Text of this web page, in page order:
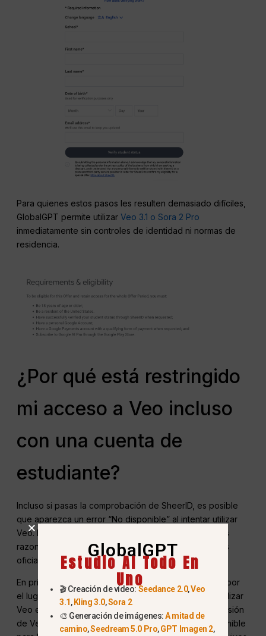
Para quienes estos pasos les resulten demasiado difíciles,
GlobalGPT permite utilizarVeo 3.1 o Sora 2 Pro
inmediatamente sin controles de identidad ni normas de
residencia.
¿Por qué está restringido
mi acceso a Veo incluso
con una cuenta de
estudiante?
Incluso si pasas la comprobación de SheerID, es posible
que aparezca un error “No disponible” al intentar utilizar
Veo. Esto es frustrante, pero suele ocurrir por algunas
razones específicas que se encuentran en las normas
oficiales.
En primer lugar, algunas funciones están bloqueadas por
el lugar donde vives. Por ejemplo, aunque puedes utilizar
Veo en la aplicación Gemini en muchos lugares, la versión
de Veo 3.1 integrada en Google Fotos sólo está disponible
GlobalGPT
Estudio AI Todo En
Uno
🎬 Creación de vídeo: Seedance 2.0,Veo
3.1, Kling 3.0,Sora 2
🎨 Generación de imágenes:A mitad de
camino,Seedream 5.0 Pro,GPT Imagen 2,